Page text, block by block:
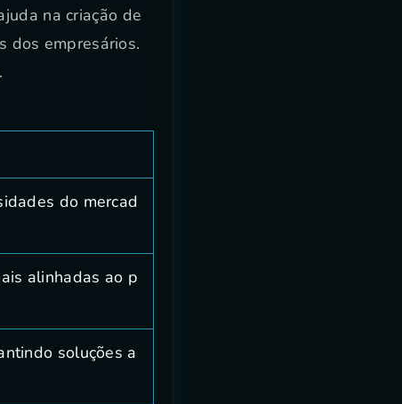
na criação de
dos empresários.
do mercad
alinhadas ao p
soluções a